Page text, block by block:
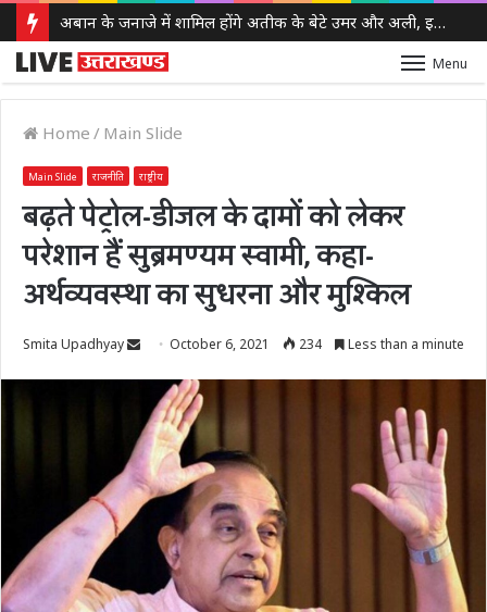
अबान के जनाजे में शामिल होंगे अतीक के बेटे उमर और अली, इलाहाबाद हाईकोर्ट ने दी पैरोल
Menu
Home / Main Slide
Main Slide राजनीति राष्ट्रीय
बढ़ते पेट्रोल-डीजल के दामों को लेकर
परेशान हैं सुब्रमण्यम स्वामी, कहा-
अर्थव्यवस्था का सुधरना और मुश्किल
Smita Upadhyay
Send
email
October 6, 2021 234 Less than a minute